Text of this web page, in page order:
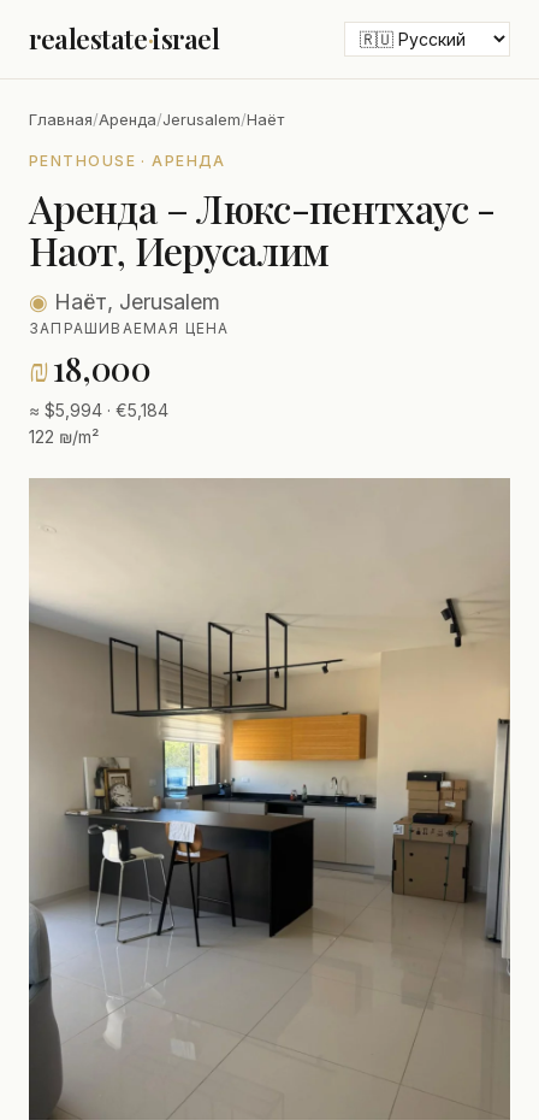
realestate·israel
Главная/Аренда/Jerusalem/Наёт
PENTHOUSE · АРЕНДА
Аренда – Люкс-пентхаус -
Наот, Иерусалим
◉ Наёт, Jerusalem
ЗАПРАШИВАЕМАЯ ЦЕНА
₪18,000
≈ $5,994 · €5,184
122 ₪/m²